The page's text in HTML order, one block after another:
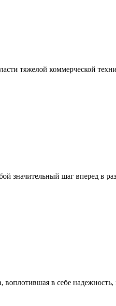
тяжелой коммерческой
значительный шаг вперед в
в себе